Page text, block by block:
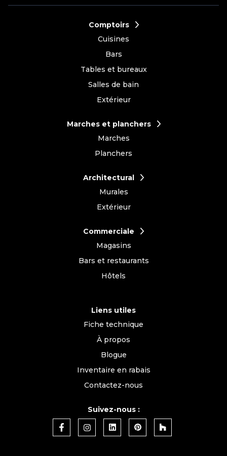
Comptoirs
Cuisines
Bars
Tables et bureaux
Salles de bain
Extérieur
Marches et planchers
Marches
Planchers
Architectural
Murales
Extérieur
Commerciale
Magasins
Bars et restaurants
Hôtels
Liens utiles
Fiche technique
À propos
Blogue
Inventaire en rabais
Contactez-nous
Suivez-nous :